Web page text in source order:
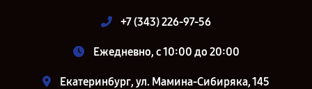
+7 (343) 226-97-56
Ежедневно, с 10:00 до 20:00
Екатеринбург, ул. Мамина-Сибиряка, 145